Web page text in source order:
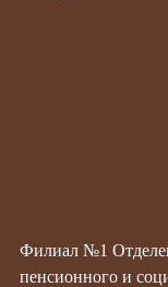
Филиал №1
пенсионного и